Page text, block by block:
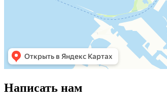
Написать нам